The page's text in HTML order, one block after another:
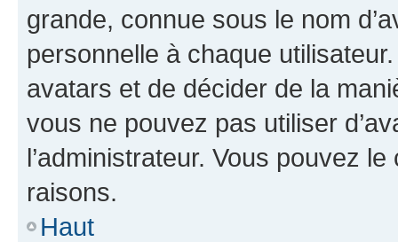
grande, connue sous le nom
personnelle à chaque utilisateur.
avatars et de décider de la
vous ne pouvez pas utiliser
l’administrateur. Vous pouvez
raisons.
Haut